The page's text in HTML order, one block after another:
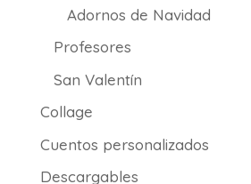
Adornos de Navidad
Profesores
San Valentín
Collage
Cuentos personalizados
Descargables